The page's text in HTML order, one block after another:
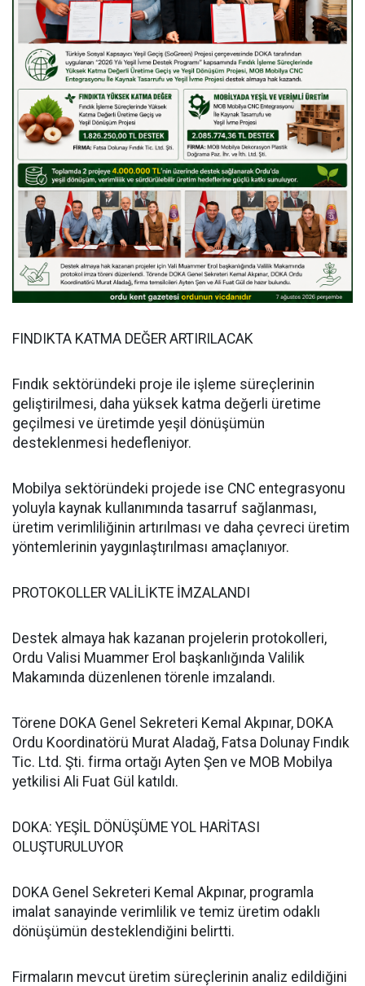
FINDIKTA KATMA DEĞER ARTIRILACAK
Fındık sektöründeki proje ile işleme süreçlerinin
geliştirilmesi, daha yüksek katma değerli üretime
geçilmesi ve üretimde yeşil dönüşümün
desteklenmesi hedefleniyor.
Mobilya sektöründeki projede ise CNC entegrasyonu
yoluyla kaynak kullanımında tasarruf sağlanması,
üretim verimliliğinin artırılması ve daha çevreci üretim
yöntemlerinin yaygınlaştırılması amaçlanıyor.
PROTOKOLLER VALİLİKTE İMZALANDI
Destek almaya hak kazanan projelerin protokolleri,
Ordu Valisi Muammer Erol başkanlığında Valilik
Makamında düzenlenen törenle imzalandı.
Törene DOKA Genel Sekreteri Kemal Akpınar, DOKA
Ordu Koordinatörü Murat Aladağ, Fatsa Dolunay Fındık
Tic. Ltd. Şti. firma ortağı Ayten Şen ve MOB Mobilya
yetkilisi Ali Fuat Gül katıldı.
DOKA: YEŞİL DÖNÜŞÜME YOL HARİTASI
OLUŞTURULUYOR
DOKA Genel Sekreteri Kemal Akpınar, programla
imalat sanayinde verimlilik ve temiz üretim odaklı
dönüşümün desteklendiğini belirtti.
Firmaların mevcut üretim süreçlerinin analiz edildiğini